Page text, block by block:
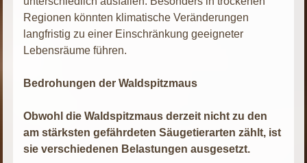
Regionen könnten klimatische Veränderungen
langfristig zu einer Einschränkung geeigneter
Lebensräume führen.
Bedrohungen der Waldspitzmaus
Obwohl die Waldspitzmaus derzeit nicht zu den
am stärksten gefährdeten Säugetierarten zählt, ist
sie verschiedenen Belastungen ausgesetzt.